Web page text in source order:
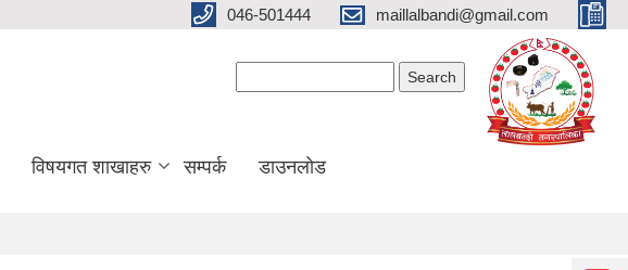
046-501444 maillalbandi@gmail.com
विषयगत शाखाहरु सम्पर्क डाउनलोड